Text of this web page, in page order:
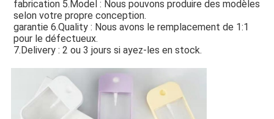
fabrication 5.Model : Nous pouvons produire des modèles
selon votre propre conception.
garantie 6.Quality : Nous avons le remplacement de 1:1
pour le défectueux.
7.Delivery : 2 ou 3 jours si ayez-les en stock.